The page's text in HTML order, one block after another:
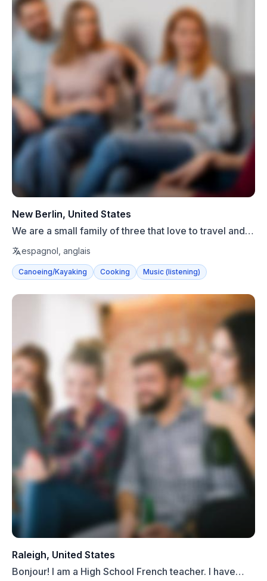
New Berlin, United States
We are a small family of three that love to travel and
spend...
espagnol, anglais
Canoeing/Kayaking Cooking Music (listening)
Raleigh, United States
Bonjour! I am a High School French teacher. I have